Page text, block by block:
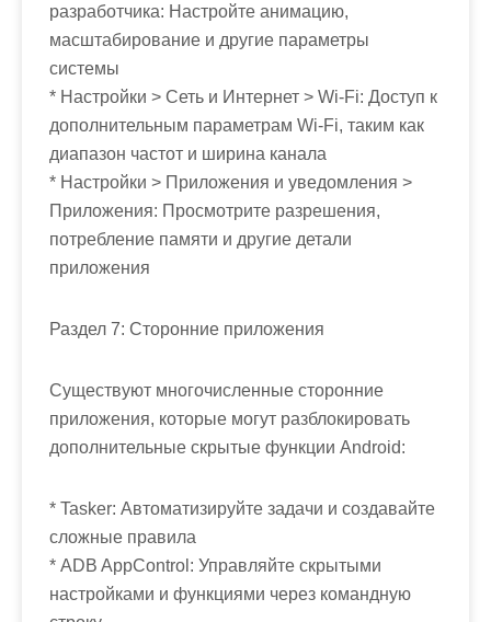
разработчика: Настройте анимацию,
масштабирование и другие параметры
системы
* Настройки > Сеть и Интернет > Wi-Fi: Доступ к
дополнительным параметрам Wi-Fi, таким как
диапазон частот и ширина канала
* Настройки > Приложения и уведомления >
Приложения: Просмотрите разрешения,
потребление памяти и другие детали
приложения
Раздел 7: Сторонние приложения
Существуют многочисленные сторонние
приложения, которые могут разблокировать
дополнительные скрытые функции Android:
* Tasker: Автоматизируйте задачи и создавайте
сложные правила
* ADB AppControl: Управляйте скрытыми
настройками и функциями через командную